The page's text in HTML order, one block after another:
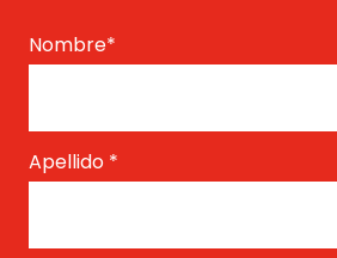
Nombre*
Apellido *